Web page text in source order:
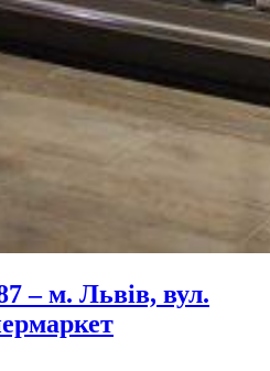
– м. Львів, вул.